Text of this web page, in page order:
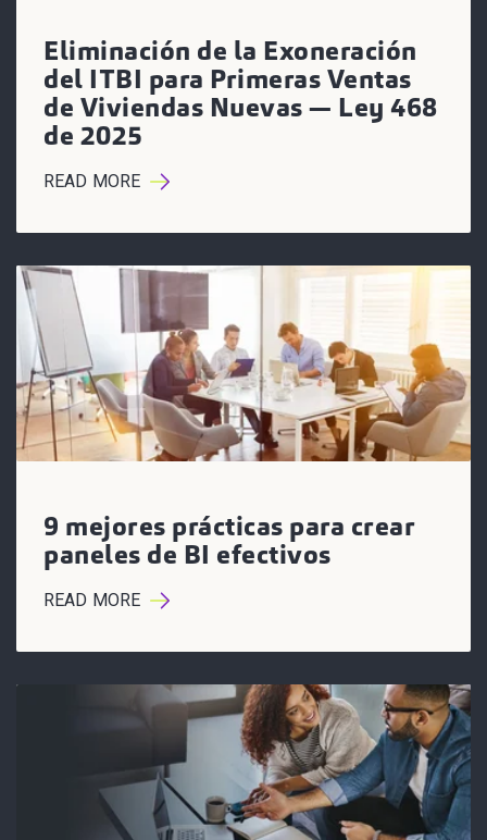
Eliminación de la Exoneración
del ITBI para Primeras Ventas
de Viviendas Nuevas — Ley 468
de 2025
READ MORE
9 mejores prácticas para crear
paneles de BI efectivos
READ MORE